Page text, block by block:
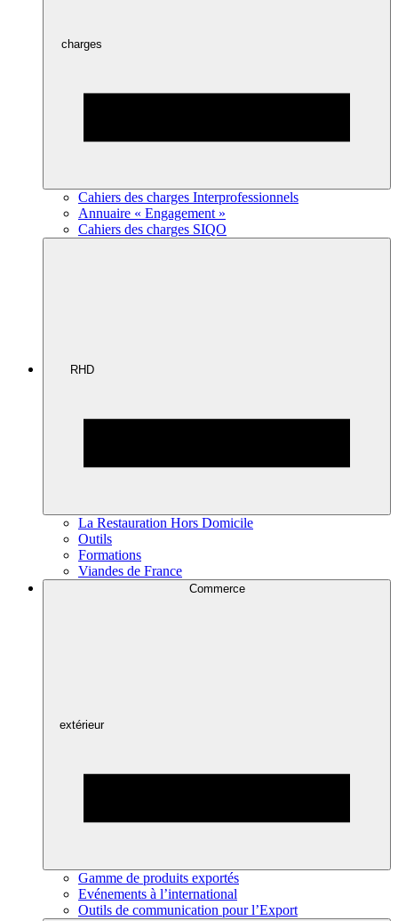
charges
Cahiers des charges Interprofessionnels
Annuaire « Engagement »
Cahiers des charges SIQO
RHD
La Restauration Hors Domicile
Outils
Formations
Viandes de France
Commerce
extérieur
Gamme de produits exportés
Evénements à l’international
Outils de communication pour l’Export